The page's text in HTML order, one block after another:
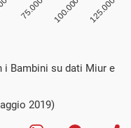
i Bambini su dati Miur e
2019)